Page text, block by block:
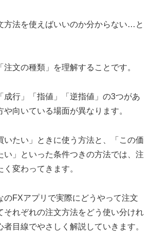
方法を使えばいいのか分からない…と
文の種類」を理解することです。
成行」「指値」「逆指値」の3つがあ
や向いている場面が異なります。
いたい」ときに使う方法と、「この価
い」といった条件つきの方法では、注
変わってきます。
のFXアプリで実際にどうやって注文
それぞれの注文方法をどう使い分けれ
目線でやさしく解説していきます。